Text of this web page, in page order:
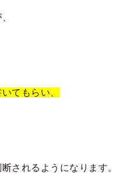
てもらい、
されるようになります。